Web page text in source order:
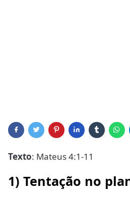
Texto: Mateus 4:1-11
1) Tentação no